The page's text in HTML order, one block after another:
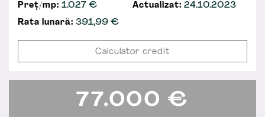
Preț/mp: 1.027 € Actualizat: 24.10.2023
Rata lunară: 391,99€
Calculator credit
77.000 €